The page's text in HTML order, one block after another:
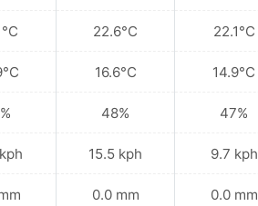
22.6°C
16.6°C
48%
15.5 kph
0.0 mm
22.1°C
14.9°C
47%
9.7 kph
0.0 mm